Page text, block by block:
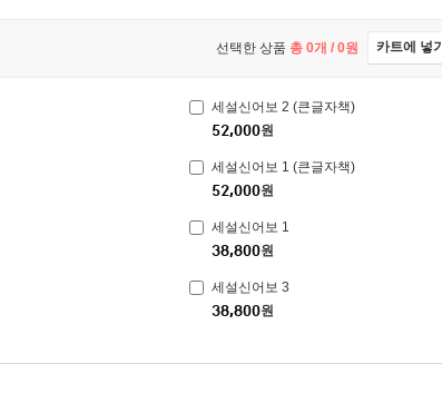
선택한 상품 총 0개 / 0원 카트에 넣기
세설신어보 2 (큰글자책)
52,000원
세설신어보 1 (큰글자책)
52,000원
세설신어보 1
38,800원
세설신어보 3
38,800원